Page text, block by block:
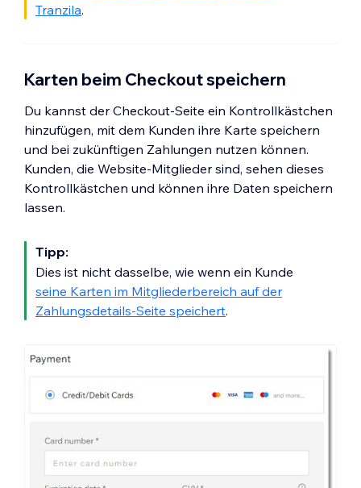
Tranzila.
Karten beim Checkout speichern
Du kannst der Checkout-Seite ein Kontrollkästchen
hinzufügen, mit dem Kunden ihre Karte speichern
und bei zukünftigen Zahlungen nutzen können.
Kunden, die Website-Mitglieder sind, sehen dieses
Kontrollkästchen und können ihre Daten speichern
lassen.
Tipp:
Dies ist nicht dasselbe, wie wenn ein Kunde
seine Karten im Mitgliederbereich auf der
Zahlungsdetails-Seite speichert.